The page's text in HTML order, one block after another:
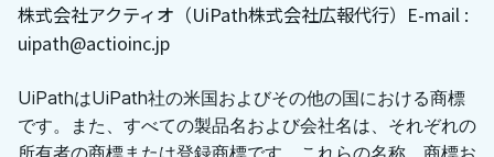
株式会社アクティオ（UiPath株式会社広報代行） E-mail :
uipath@actioinc.jp
UiPathはUiPath社の米国およびその他の国における商標
です。また、すべての製品名および会社名は、それぞれの
所有者の商標または登録商標です。これらの名称、商標お